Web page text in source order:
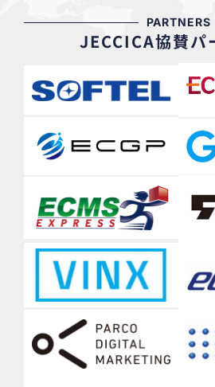
PARTNERS
JECCICA協賛パ